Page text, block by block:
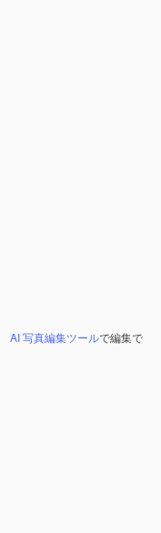
AI 写真編集ツールで編集で